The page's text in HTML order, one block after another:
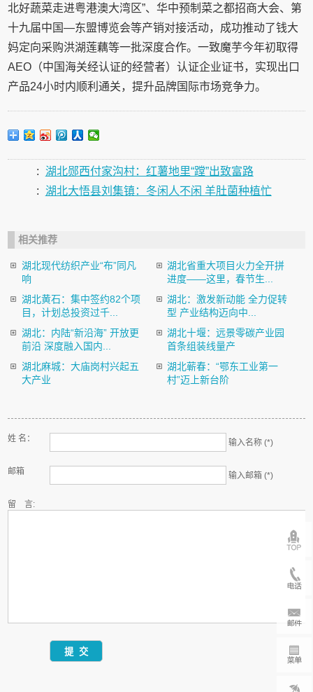
北好蔬菜走进粤港澳大湾区”、华中预制菜之都招商大会、第
十九届中国—东盟博览会等产销对接活动，成功推动了钱大
妈定向采购洪湖莲藕等一批深度合作。一致魔芋今年初取得
AEO（中国海关经认证的经营者）认证企业证书，实现出口
产品24小时内顺利通关，提升品牌国际市场竞争力。
: 湖北郧西付家沟村：红薯地里“蹚”出致富路
: 湖北大悟县刘集镇：冬闲人不闲 羊肚菌种植忙
相关推荐
湖北现代纺织产业“布”同凡
响
湖北省重大项目火力全开拼
进度——这里，春节生...
湖北黄石：集中签约82个项
目，计划总投资过千...
湖北：激发新动能 全力促转
型 产业结构迈向中...
湖北：内陆“新沿海” 开放更
前沿 深度融入国内...
湖北十堰：远景零碳产业园
首条组装线量产
湖北麻城：大庙岗村兴起五
大产业
湖北蕲春：“鄂东工业第一
村”迈上新台阶
姓 名： 输入名称 (*)
邮箱 输入邮箱 (*)
留 言: